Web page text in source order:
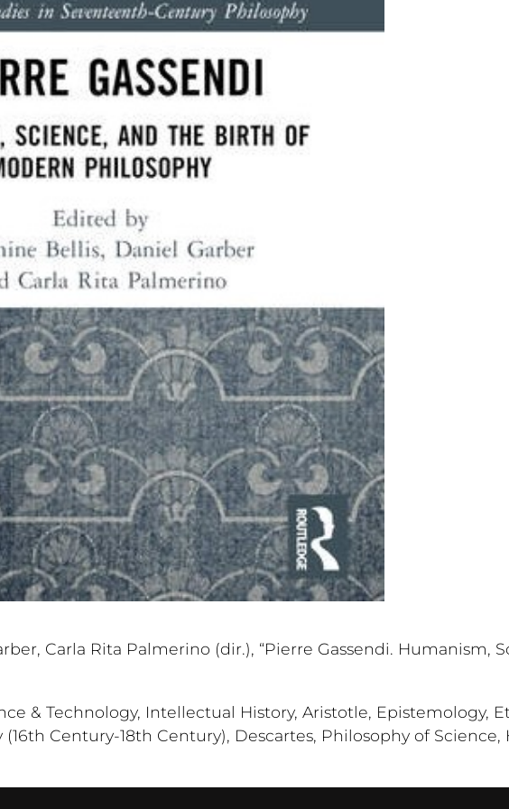
Carla Rita Palmerino (dir.), “Pierre Gassendi. Humanism,
& Technology, Intellectual History, Aristotle, Epistemology,
Century-18th Century), Descartes, Philosophy of